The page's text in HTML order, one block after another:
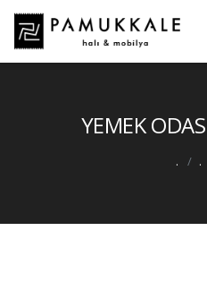
YEMEK
. .